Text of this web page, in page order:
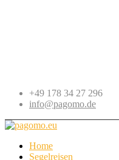
+49 178 34 27 296
info@pagomo.de
Home
Segelreisen